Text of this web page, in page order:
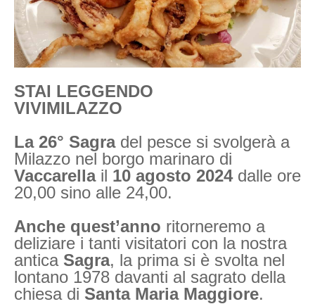
STAI LEGGENDO
VIVIMILAZZO
La 26° Sagradel pesce si svolgerà a
Milazzo nel borgo marinaro di
Vaccarellail 10 agosto 2024dalle ore
20,00 sino alle 24,00.
Anche quest’anno ritorneremo a
deliziare i tanti visitatori con la nostra
antica Sagra, la prima si è svolta nel
lontano 1978 davanti al sagrato della
chiesa di Santa Maria Maggiore.